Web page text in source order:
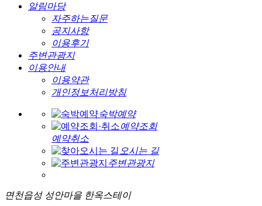
알림마당
자주하는질문
공지사항
이용후기
주변관광지
이용안내
이용약관
개인정보처리방침
숙박예약
예약조회
예약취소
오시는 길
주변관광지
면천읍성 성안마을 한옥스테이